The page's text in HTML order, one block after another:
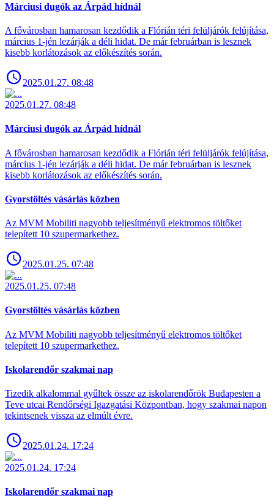
Márciusi dugók az Árpád hídnál
A fővárosban hamarosan kezdődik a Flórián téri felüljárók felújítása,
március 1-jén lezárják a déli hidat. De már februárban is lesznek
kisebb korlátozások az előkészítés során.
2025.01.27. 08:48
2025.01.27. 08:48
Márciusi dugók az Árpád hídnál
A fővárosban hamarosan kezdődik a Flórián téri felüljárók felújítása,
március 1-jén lezárják a déli hidat. De már februárban is lesznek
kisebb korlátozások az előkészítés során.
Gyorstöltés vásárlás közben
Az MVM Mobiliti nagyobb teljesítményű elektromos töltőket
telepített 10 szupermarkethez.
2025.01.25. 07:48
2025.01.25. 07:48
Gyorstöltés vásárlás közben
Az MVM Mobiliti nagyobb teljesítményű elektromos töltőket
telepített 10 szupermarkethez.
Iskolarendőr szakmai nap
Tizedik alkalommal gyűltek össze az iskolarendőrök Budapesten a
Teve utcai Rendőrségi Igazgatási Központban, hogy szakmai napon
tekintsenek vissza az elmúlt évre.
2025.01.24. 17:24
2025.01.24. 17:24
Iskolarendőr szakmai nap